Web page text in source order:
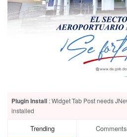
Plugin Install : Widget Tab Post needs
installed
Trending Comments